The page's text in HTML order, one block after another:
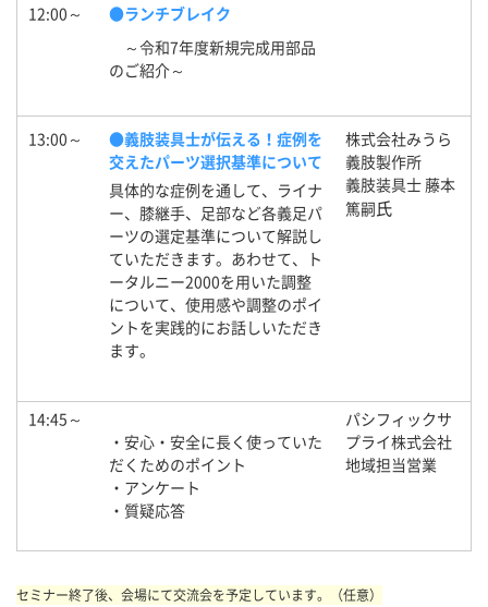
12:00～
●ランチブレイク
～令和7年度新規完成用部品
のご紹介～
13:00～
●義肢装具士が伝える！症例を
交えたパーツ選択基準について
具体的な症例を通して、ライナ
ー、膝継手、足部など各義足パ
ーツの選定基準について解説し
ていただきます。あわせて、ト
ータルニー2000を用いた調整
について、使用感や調整のポイ
ントを実践的にお話しいただき
ます。
株式会社みうら
義肢製作所
義肢装具士 藤本
篤嗣氏
14:45～
・安心・安全に長く使っていた
だくためのポイント
・アンケート
・質疑応答
パシフィックサ
プライ株式会社
地域担当営業
セミナー終了後、会場にて交流会を予定しています。（任意）